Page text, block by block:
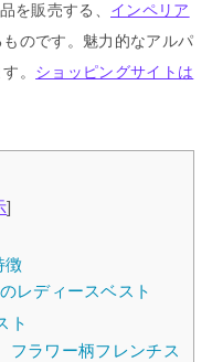
を販売する、 インペリア
ものです。魅力的なアルパ
。 ショッピングサイトは
]
徴
レディースベスト
ト
ラワー柄フレンチス